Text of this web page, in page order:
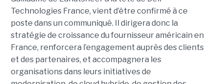
Technologies France, vient d’être confirmé à ce
poste dans un communiqué. Il dirigera donc la
stratégie de croissance du fournisseur américain en
France, renforcera l’engagement auprès des clients
et des partenaires, et accompagnera les
organisations dans leurs initiatives de